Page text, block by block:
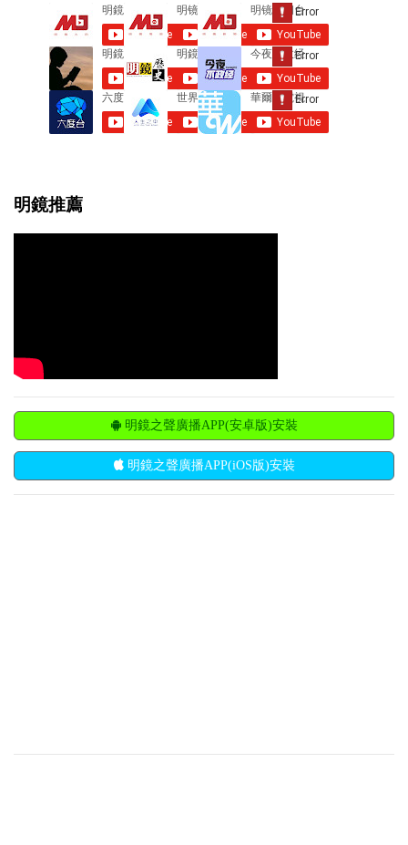
t
s
明鏡推薦
明鏡之聲廣播APP(安卓版)安裝
明鏡之聲廣播APP(iOS版)安裝